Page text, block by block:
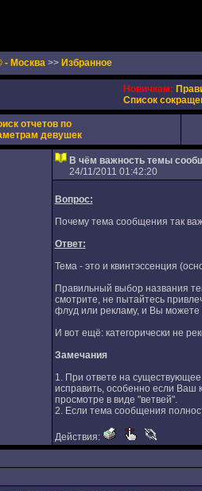
- Москва >> Избранное
Новичкам:
Список
отчетов по
девушек
В чём важность темы
24/11/2011 01:42:20
Вопрос:
Почему тема сообщения так
Ответ:
Тема - это и квинтэссенция
Правильный выбор названия
смотрите, не пытайтесь
флуд или рекламу, и Вы можете
И вот ещё: категорически не
Замечания
1. При ответе на
исправить, особенно если Ваш
просмотре в виде "ветвей".
2. Если тема сообщения
Действия: